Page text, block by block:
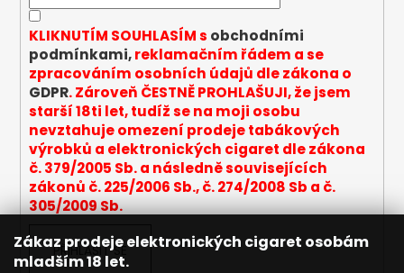
Zákaz prodeje elektronických cigaret osobám
mladším 18 let.
n
aKLIKNUTÍM SOUHLASÍM s obchodními
podmínkami,reklamačním řádem a se
zpracováním osobních údajů dle zákona o
GDPR. Zároveň ČESTNĚ PROHLAŠUJI, že jsem
starší 18ti let, tudíž se na moji osobu
nevztahuje omezení prodeje tabákových
výrobků a elektronických cigaret dle zákona
č. 379/2005 Sb. a následně souvisejících
zákonů č. 225/2006 Sb., č. 274/2008 Sb a č.
305/2009 Sb.
PŘIHLÁSIT SE